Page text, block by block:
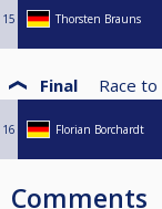
15 Thorsten Brauns
Final Race to
16 Florian Borchardt
Comments